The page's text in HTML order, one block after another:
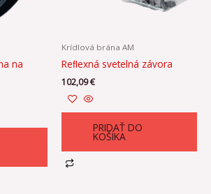
na
Krídlová brána AM
Reﬂexná svetelná závora
102,09€
PRIDAŤ DO
KOŠÍKA